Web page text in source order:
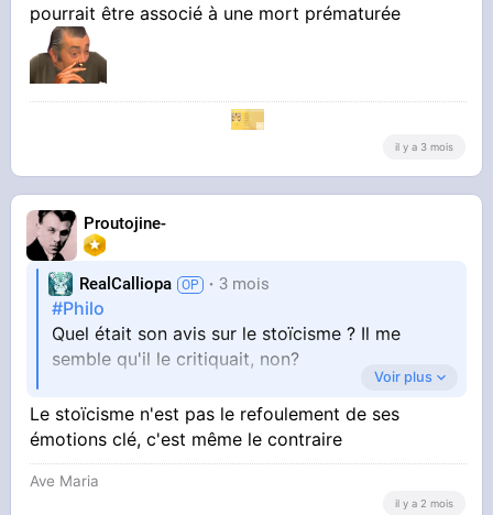
pourrait être associé à une mort prématurée
il y a 3 mois
Proutojine-
RealCalliopa 3 mois
#Philo
Quel était son avis sur le stoïcisme ? Il me
semble qu'il le critiquait, non?
@NTFABIANO SUR X
Voir plus
Le stoïcisme n'est pas le refoulement de ses
émotions clé, c'est même le contraire
Ave Maria
il y a 2 mois